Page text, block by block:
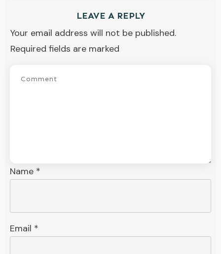
LEAVE A REPLY
Your email address will not be published.
Required fields are marked
Name *
Email *